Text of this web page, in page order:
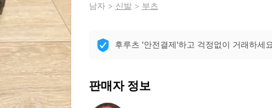
남자> 신발> 부츠
후루츠 '안전결제'하고 걱정없이 거래하세요
판매자 정보